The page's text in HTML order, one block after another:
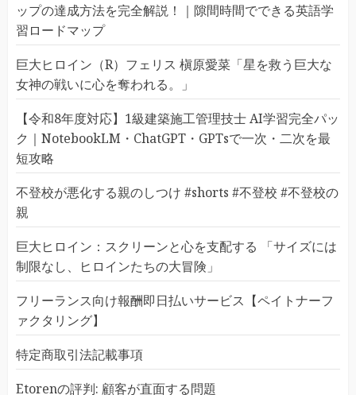
ップの達成方法を完全解説！｜隙間時間でできる英語学
習ロードマップ
巨大ヒロイン（R）フェリス 槇原愛菜「星を救う巨大な
女神の戦いに心を奪われる。」
【令和8年度対応】1級建築施工管理技士 AI学習完全パッ
ク｜NotebookLM・ChatGPT・GPTsで一次・二次を最
短攻略
不登校が悪化する親のしつけ #shorts #不登校 #不登校の
親
巨大ヒロイン：スクリーンと心を支配する 「サイズには
制限なし、ヒロインたちの大冒険」
フリーランス向け報酬即日払いサービス【ペイトナーフ
ァクタリング】
特定商取引法記載事項
Etorenの評判: 顧客が直面する問題